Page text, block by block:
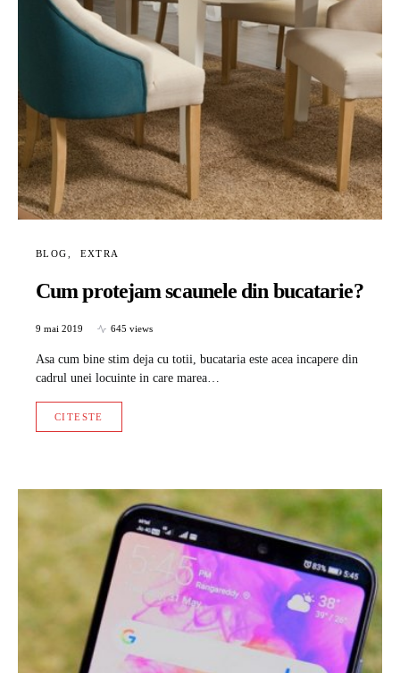
BLOG EXTRA
Cum protejam scaunele din bucatarie?
9 mai 2019 645 views
Asa cum bine stim deja cu totii, bucataria este acea incapere din
cadrul unei locuinte in care marea…
CITESTE